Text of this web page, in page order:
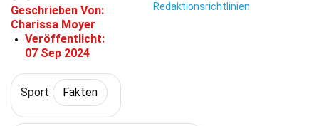
Geschrieben Von:
Charissa Moyer
Veröffentlicht:
07 Sep 2024
Redaktionsrichtlinien
Sport Fakten